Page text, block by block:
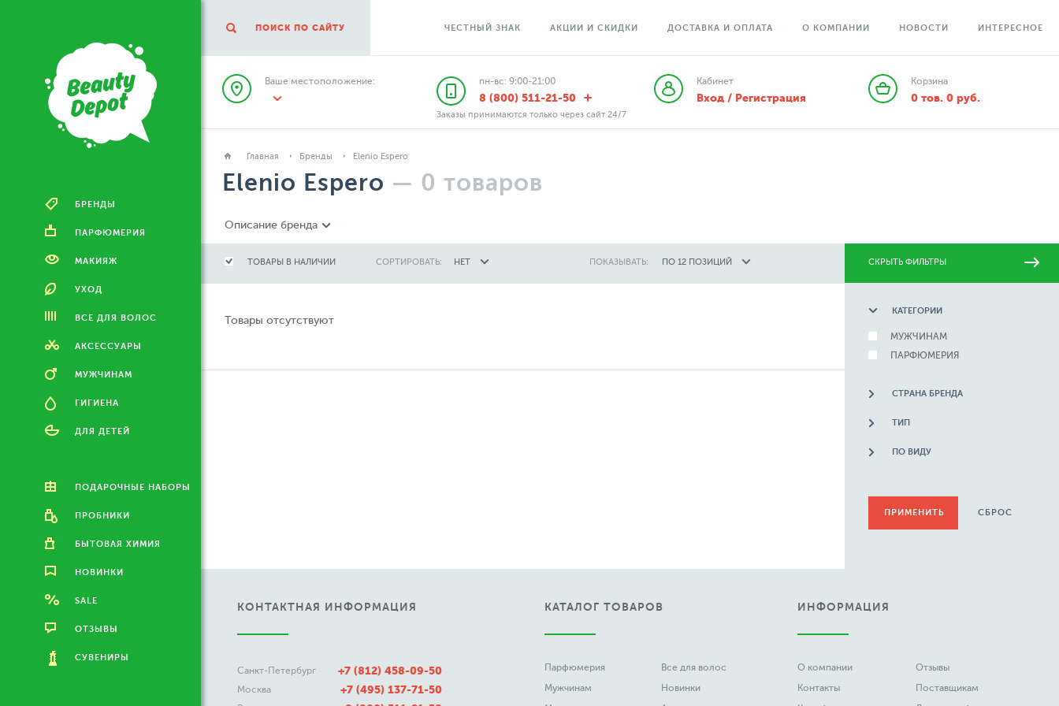
БРЕНДЫ
ПАРФЮМЕРИЯ
МАКИЯЖ
УХОД
ВСЕ ДЛЯ ВОЛОС
АКСЕССУАРЫ
МУЖЧИНАМ
ГИГИЕНА
ДЛЯ ДЕТЕЙ
ПОДАРОЧНЫЕ НАБОРЫ
ПРОБНИКИ
БЫТОВАЯ ХИМИЯ
НОВИНКИ
SALE
ОТЗЫВЫ
СУВЕНИРЫ
ПОИСК ПО САЙТУ ЧЕСТНЫЙ ЗНАК АКЦИИ И СКИДКИ ДОСТАВКА И ОПЛАТА О КОМПАНИИ НОВОСТИ ИНТЕРЕСНОЕ
Ваше местоположение: пн-вс: 9:00-21:00
8 (800) 511-21-50
Заказы принимаются только через сайт 24/7
Кабинет
Вход / Регистрация
Корзина
0 тов. 0руб.
Главная Бренды Elenio Espero
Elenio Espero — 0 товаров
Описание бренда
ТОВАРЫ В НАЛИЧИИ СОРТИРОВАТЬ: НЕТ ПОКАЗЫВАТЬ: ПО 12 ПОЗИЦИЙ СКРЫТЬ ФИЛЬТРЫ
Товары отсутствуют
КАТЕГОРИИ
МУЖЧИНАМ
ПАРФЮМЕРИЯ
СТРАНА БРЕНДА
ТИП
ПО ВИДУ
СБРОС
КОНТАКТНАЯ ИНФОРМАЦИЯ
Санкт-Петербург +7 (812) 458-09-50
Москва +7 (495) 137-71-50
КАТАЛОГ ТОВАРОВ
Парфюмерия
Мужчинам
Все для волос
Новинки
ИНФОРМАЦИЯ
О компании
Контакты
Отзывы
Поставщикам